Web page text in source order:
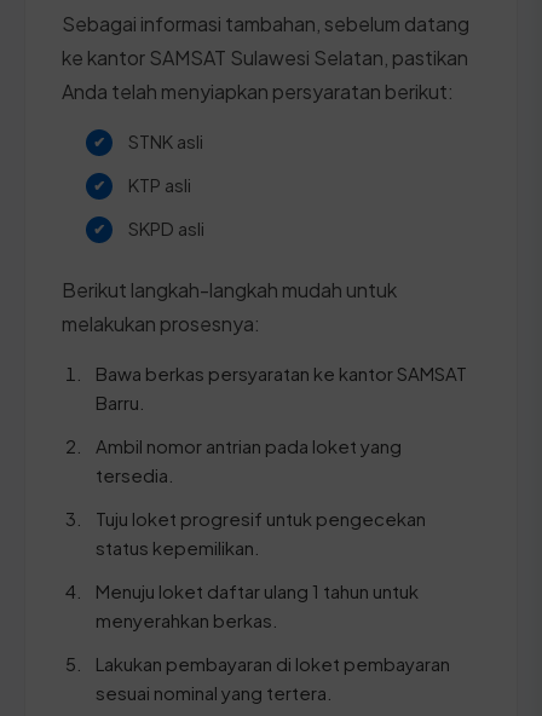
Sebagai informasi tambahan, sebelum datang
ke kantor SAMSAT Sulawesi Selatan, pastikan
Anda telah menyiapkan persyaratan berikut:
STNK asli
KTP asli
SKPD asli
Berikut langkah-langkah mudah untuk
melakukan prosesnya:
Bawa berkas persyaratan ke kantor SAMSAT
Barru.
Ambil nomor antrian pada loket yang
tersedia.
Tuju loket progresif untuk pengecekan
status kepemilikan.
Menuju loket daftar ulang 1 tahun untuk
menyerahkan berkas.
Lakukan pembayaran di loket pembayaran
sesuai nominal yang tertera.